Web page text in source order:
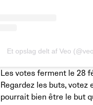
Et opslag delt af Veo
Les votes ferment le 28
Regardez les buts, votez
pourrait bien être le but